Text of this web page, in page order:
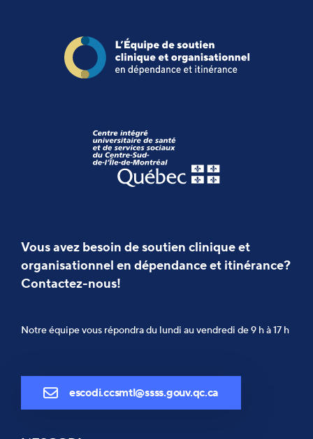
Vous avez besoin de soutien clinique et
organisationnel en dépendance et itinérance?
Contactez-nous!
Notre équipe vous répondra du lundi au vendredi de 9 h à 17 h
escodi.ccsmtl@ssss.gouv.qc.ca